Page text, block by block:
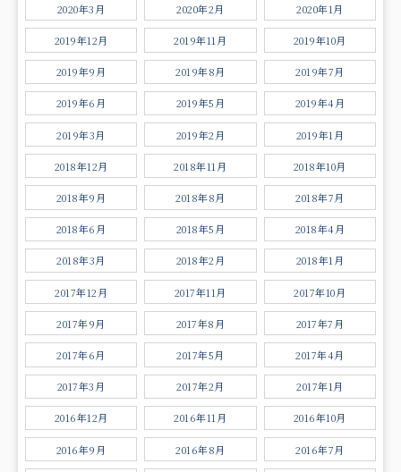
2020年3月 2020年2月 2020年1月
2019年12月 2019年11月 2019年10月
2019年9月 2019年8月 2019年7月
2019年6月 2019年5月 2019年4月
2019年3月 2019年2月 2019年1月
2018年12月 2018年11月 2018年10月
2018年9月 2018年8月 2018年7月
2018年6月 2018年5月 2018年4月
2018年3月 2018年2月 2018年1月
2017年12月 2017年11月 2017年10月
2017年9月 2017年8月 2017年7月
2017年6月 2017年5月 2017年4月
2017年3月 2017年2月 2017年1月
2016年12月 2016年11月 2016年10月
2016年9月 2016年8月 2016年7月